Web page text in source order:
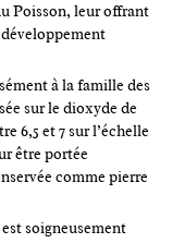
Poisson, leur offrant
à la famille des
sur le dioxyde de
6,5 et 7 sur l’échelle
être portée
comme pierre
soigneusement